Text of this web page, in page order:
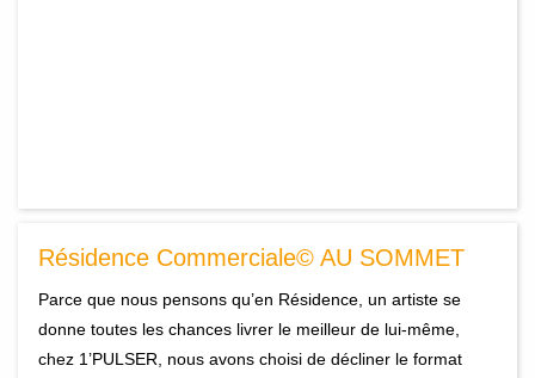
Résidence Commerciale© AU SOMMET
Parce que nous pensons qu’en Résidence, un artiste se
donne toutes les chances livrer le meilleur de lui-même,
chez 1’PULSER, nous avons choisi de décliner le format